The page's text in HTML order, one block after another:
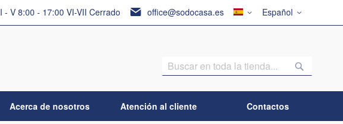
Lenguaje
Español
País
office@sodocasa.es
I - V 8:00 - 17:00 VI-VII Cerrado
Acerca de nosotros Atención al cliente Contactos